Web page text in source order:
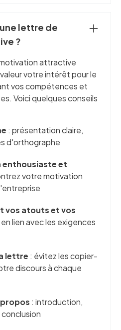
lettre de
?
attractive
votre intérêt pour le
vos compétences et
Voici quelques conseils
: présentation claire,
d'orthographe
enthousiaste et
votre motivation
vos atouts et vos
en lien avec les exigences
lettre : évitez les copier-
discours à chaque
: introduction,